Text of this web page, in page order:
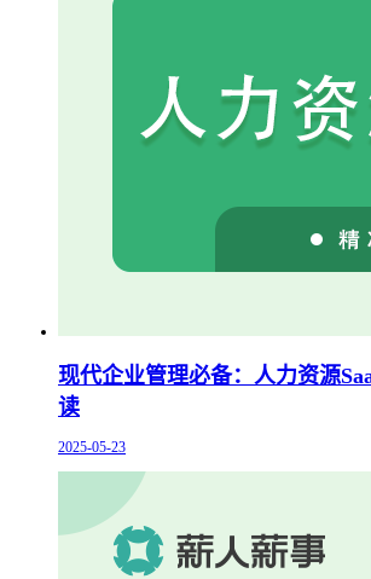
现代企业管理必备：人力资源
读
2025-05-23